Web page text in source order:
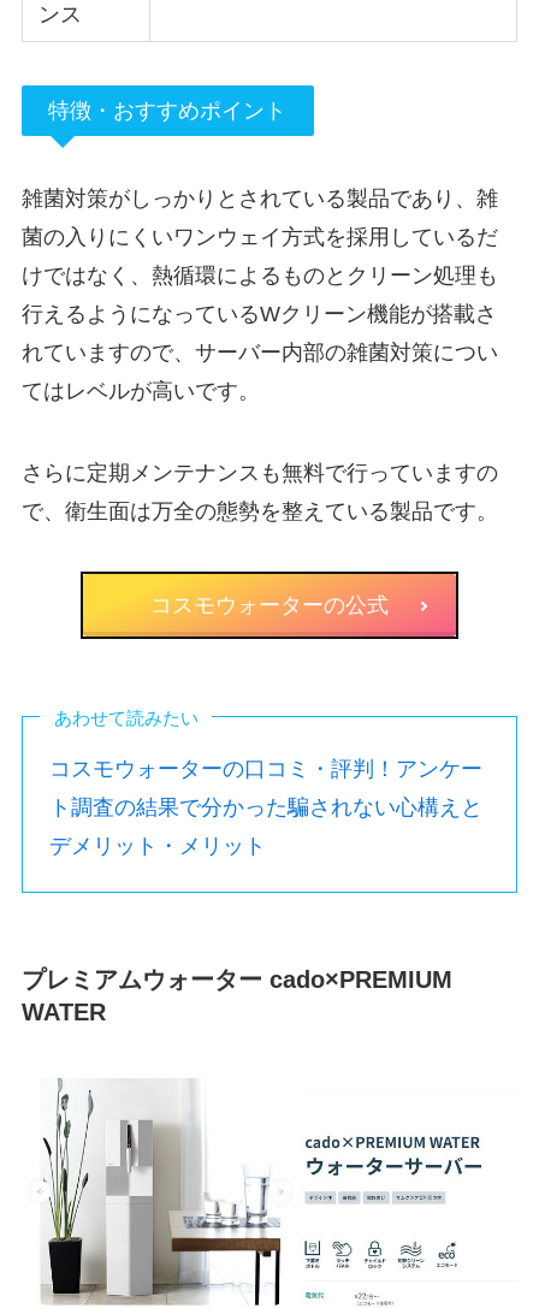
ンス
特徴・おすすめポイント
雑菌対策がしっかりとされている製品であり、雑
菌の入りにくいワンウェイ方式を採用しているだ
けではなく、熱循環によるものとクリーン処理も
行えるようになっているWクリーン機能が搭載さ
れていますので、サーバー内部の雑菌対策につい
てはレベルが高いです。
さらに定期メンテナンスも無料で行っていますの
で、衛生面は万全の態勢を整えている製品です。
コスモウォーターの公式
あわせて読みたい
コスモウォーターの口コミ・評判！アンケー
ト調査の結果で分かった騙されない心構えと
デメリット・メリット
プレミアムウォーター cado×PREMIUM
WATER